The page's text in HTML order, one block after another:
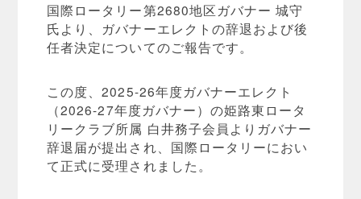
国際ロータリー第2680地区ガバナー 城守
氏より、ガバナーエレクトの辞退および後
任者決定についてのご報告です。
この度、2025-26年度ガバナーエレクト
（2026-27年度ガバナー）の姫路東ロータ
リークラブ所属 白井務子会員よりガバナー
辞退届が提出され、国際ロータリーにおい
て正式に受理されました。